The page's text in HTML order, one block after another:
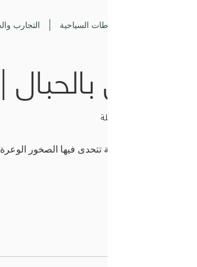
التجارب والجولات السياحية
بالحبال | مسار
فيها الصخور الوعرة في طبيعة العلا، مع